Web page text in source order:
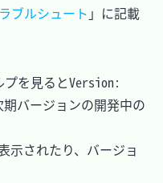
ブルシュート 」に記載
プを見るとVersion:
バージョンの開発中の
示されたり、バージョ